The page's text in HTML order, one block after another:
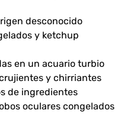
desconocido
y ketchup
en un acuario turbio
y chirriantes
de ingredientes
oculares congelados